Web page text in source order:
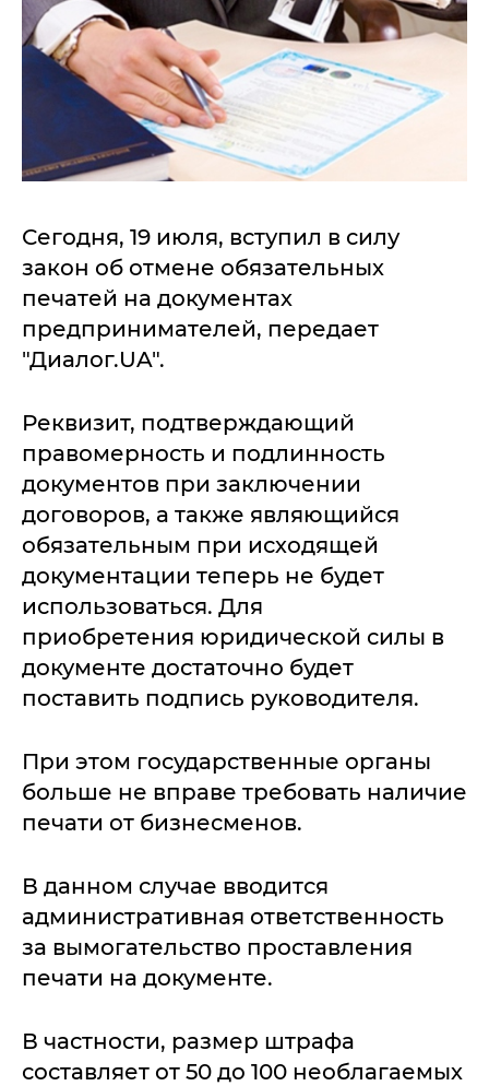
Сегодня, 19 июля, вступил в силу
закон об отмене обязательных
печатей на документах
предпринимателей, передает
"Диалог.UA".
Реквизит, подтверждающий
правомерность и подлинность
документов при заключении
договоров, а также являющийся
обязательным при исходящей
документации теперь не будет
использоваться. Для
приобретения юридической силы в
документе достаточно будет
поставить подпись руководителя.
При этом государственные органы
больше не вправе требовать наличие
печати от бизнесменов.
В данном случае вводится
административная ответственность
за вымогательство проставления
печати на документе.
В частности, размер штрафа
составляет от 50 до 100 необлагаемых